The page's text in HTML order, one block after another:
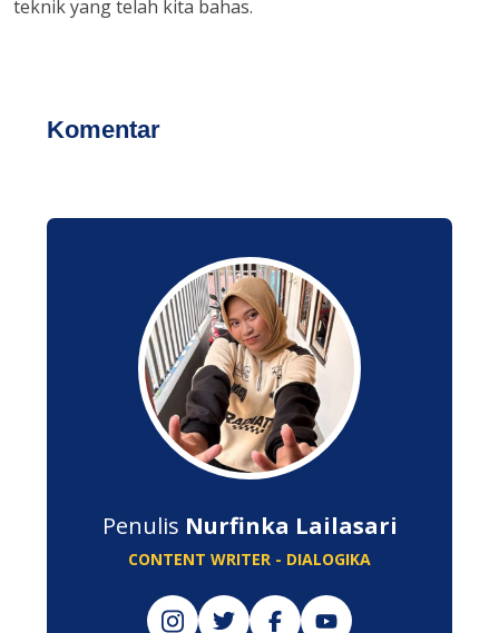
teknik yang telah kita bahas.
Komentar
Penulis Nurfinka Lailasari
CONTENT WRITER - DIALOGIKA